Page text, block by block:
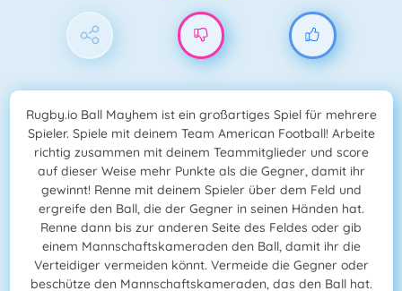
Rugby.io Ball Mayhem ist ein großartiges Spiel für mehrere
Spieler. Spiele mit deinem Team American Football! Arbeite
richtig zusammen mit deinem Teammitglieder und score
auf dieser Weise mehr Punkte als die Gegner, damit ihr
gewinnt! Renne mit deinem Spieler über dem Feld und
ergreife den Ball, die der Gegner in seinen Händen hat.
Renne dann bis zur anderen Seite des Feldes oder gib
einem Mannschaftskameraden den Ball, damit ihr die
Verteidiger vermeiden könnt. Vermeide die Gegner oder
beschütze den Mannschaftskameraden, das den Ball hat.